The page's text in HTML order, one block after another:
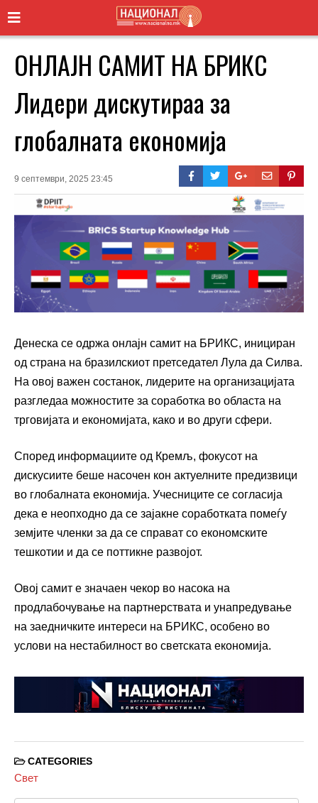
ОНЛАЈН САМИТ НА БРИКС
Лидери дискутираа за
глобалната економија
9 септември, 2025 23:45
Денеска се одржа онлајн самит на БРИКС, инициран
од страна на бразилскиот претседател Лула да Силва.
На овој важен состанок, лидерите на организацијата
разгледаа можностите за соработка во областа на
трговијата и економијата, како и во други сфери.
Според информациите од Кремљ, фокусот на
дискусиите беше насочен кон актуелните предизвици
во глобалната економија. Учесниците се согласија
дека е неопходно да се зајакне соработката помеѓу
земјите членки за да се справат со економските
тешкотии и да се поттикне развојот.
Овој самит е значаен чекор во насока на
продлабочување на партнерствата и унапредување
на заедничките интереси на БРИКС, особено во
услови на нестабилност во светската економија.
CATEGORIES
Свет